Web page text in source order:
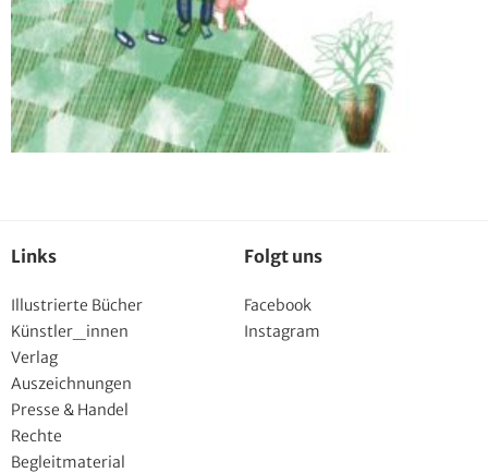
Links
Illustrierte Bücher
Künstler_innen
Verlag
Auszeichnungen
Presse & Handel
Rechte
Begleitmaterial
Folgt uns
Facebook
Instagram